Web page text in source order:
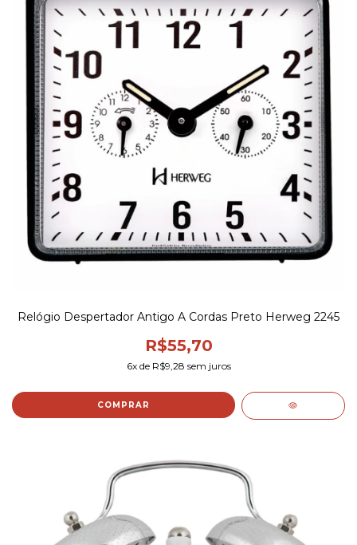
Relógio Despertador Antigo A Cordas Preto Herweg 2245
R$55,70
6x de R$9,28 sem juros
COMPRAR